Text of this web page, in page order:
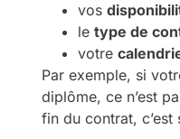
vos
letype de
votre
Par exemple, si
diplôme, ce n’est
fin du contrat, c’est